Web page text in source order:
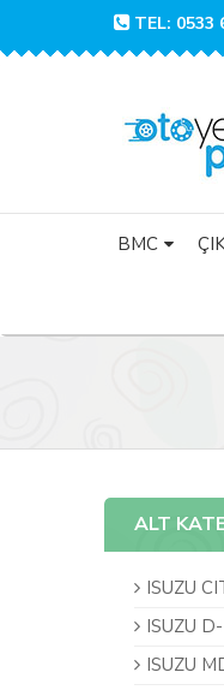
TEL: 0533
BMC
ALT
ISUZU
ISUZU
ISUZU